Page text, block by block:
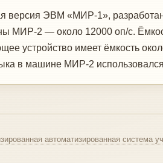
ЭВМ «МИР-1»,
МИР-2 — около 12000 оп/с.
устройство имеет ёмкость
в машине МИР-2
автоматизированная система